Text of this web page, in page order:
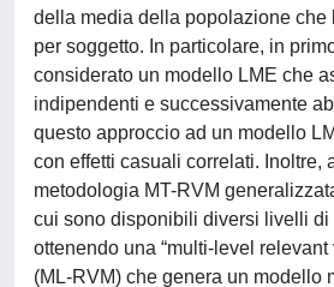
della media della popolazione che
per soggetto. In particolare, in
considerato un modello LME che
indipendenti e successivamente
questo approccio ad un modello
con effetti casuali correlati. Inoltre,
metodologia MT-RVM
cui sono disponibili diversi livelli di
ottenendo una “multi-level relevant
(ML-RVM) che genera un modello